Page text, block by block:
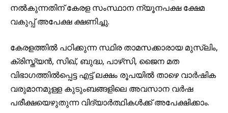
നൽകുന്നതിന് കേരള സംസ്ഥാന ന്യൂനപക്ഷ ക്ഷേമ
വകുപ്പ് അപേക്ഷ ക്ഷണിച്ചു.
കേരളത്തിൽ പഠിക്കുന്ന സ്ഥിര താമസക്കാരായ മുസ്ലിം,
ക്രിസ്ത്യൻ, സിഖ്, ബുദ്ധ, പാഴ്‌സി, ജൈന മത
വിഭാഗത്തിൽപ്പെട്ട എട്ട് ലക്ഷം രൂപയിൽ താഴെ വാർഷിക
വരുമാനമുള്ള കുടുംബങ്ങളിലെ അവസാന വർഷ
പരീക്ഷയെഴുതുന്ന വിദ്യാർത്ഥികൾക്ക് അപേക്ഷിക്കാം.